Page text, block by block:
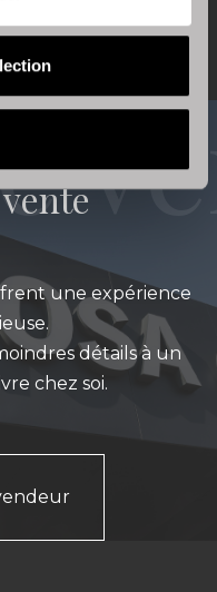
une expérience
détails à un
chez soi.